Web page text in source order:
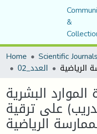
&
Home
العدد_02
البشرية
على ترقية
الرياضية